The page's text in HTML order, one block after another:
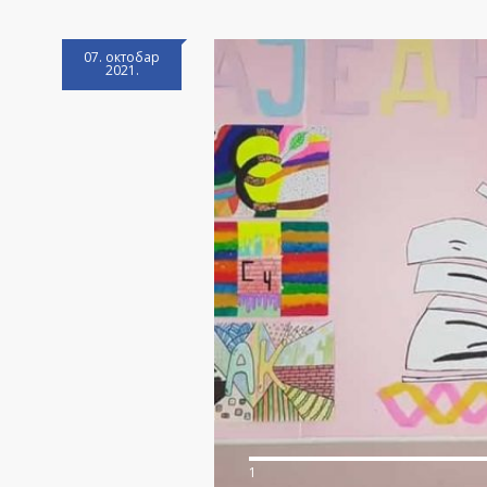
07. октобар
2021.
1